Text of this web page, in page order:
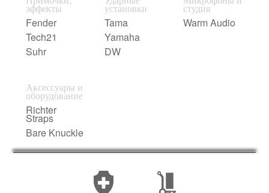
эффекты
Fender
Tech21
Suhr
установки
Tama
Yamaha
DW
студия
Warm Audio
Аксессуары и
оборудование
Richter
Straps
Bare Knuckle